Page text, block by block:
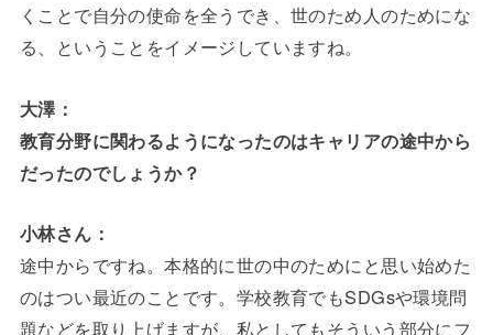
くことで自分の使命を全うでき、世のため人のためにな
る、ということをイメージしていますね。
大澤：
教育分野に関わるようになったのはキャリアの途中から
だったのでしょうか？
小林さん：
途中からですね。本格的に世の中のためにと思い始めた
のはつい最近のことです。学校教育でもSDGsや環境問
題などを取り上げますが、私としてもそういう部分にフ